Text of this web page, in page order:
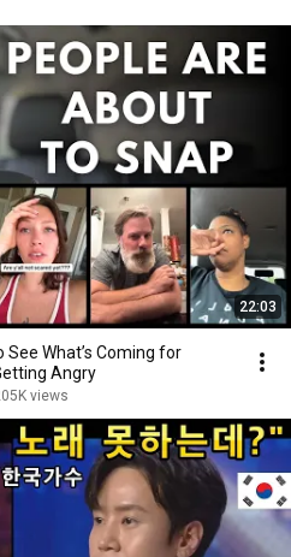
22:03
What’s Coming for
Angry
views